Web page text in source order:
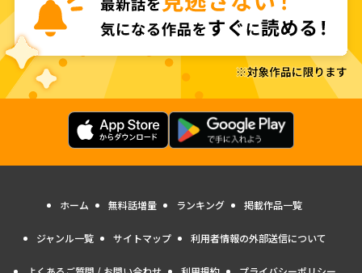
ホーム 無料話増量 ランキング 掲載作品一覧
ジャンル一覧 サイトマップ 利用者情報の外部送信について